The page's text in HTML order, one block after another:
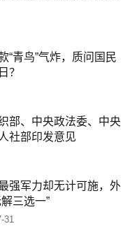
“青鸟”气炸，质问国民
？
部、中央政法委、中央
社部印发意见
强军力却无计可施，外
三选一”
31